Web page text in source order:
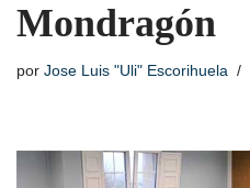
Mondragón
por Jose Luis "Uli" Escorihuela